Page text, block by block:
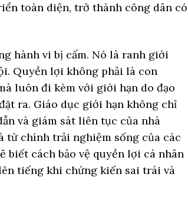
toàn diện, trở thành công dân có
hành vi bị cấm. Nó là ranh giới
Quyền lợi không phải là con
luôn đi kèm với giới hạn do đạo
ra. Giáo dục giới hạn không chỉ
và giám sát liên tục của nhà
từ chính trải nghiệm sống của các
biết cách bảo vệ quyền lợi cá nhân
tiếng khi chứng kiến sai trái và